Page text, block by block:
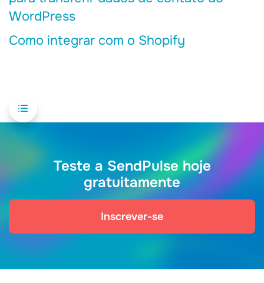
WordPress
Como integrar com o Shopify
Teste a SendPulse hoje
gratuitamente
Inscrever-se